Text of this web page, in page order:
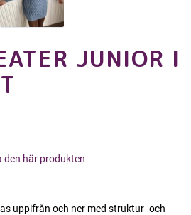
JUNIOR I
den här produkten
uppifrån och ner med struktur- och